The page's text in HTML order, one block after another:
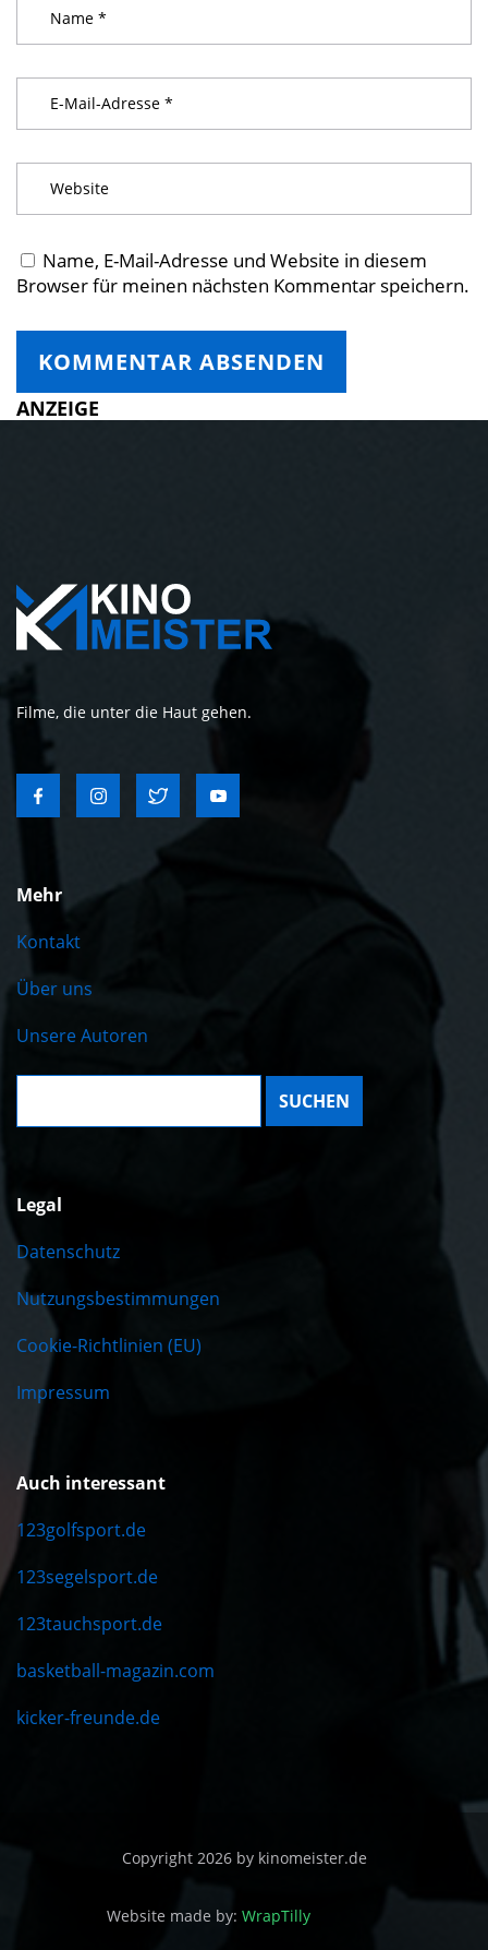
Name, E-Mail-Adresse und Website in diesem
Browser für meinen nächsten Kommentar speichern.
ANZEIGE
Filme, die unter die Haut gehen.
Mehr
Kontakt
Über uns
Unsere Autoren
Suche:
Legal
Datenschutz
Nutzungsbestimmungen
Cookie-Richtlinien (EU)
Impressum
Auch interessant
123golfsport.de
123segelsport.de
123tauchsport.de
basketball-magazin.com
kicker-freunde.de
Copyright 2026 by kinomeister.de
Website made by: WrapTilly